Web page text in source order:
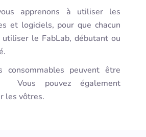
apprenons à utiliser les
et logiciels, pour que chacun
utiliser le FabLab, débutant ou
consommables peuvent être
Vous pouvez également
les vôtres.